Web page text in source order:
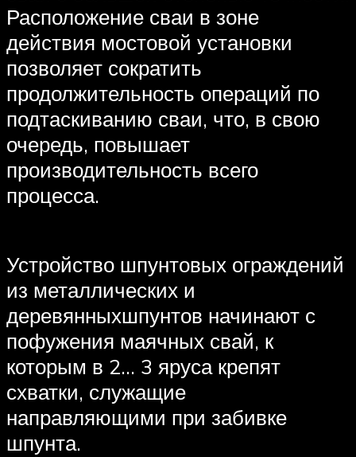
Расположение сваи в зоне
действия мостовой установки
позволяет сократить
продолжительность операций по
подтаскиванию сваи, что, в свою
очередь, повышает
производительность всего
процесса.
Устройство шпунтовых ограждений
из металлических и
деревянныхшпунтов начинают с
пофужения маячных свай, к
которым в 2… 3 яруса крепят
схватки, служащие
направляющими при забивке
шпунта.